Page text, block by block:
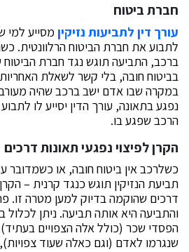
חברת ביטוח
עורך דין לתביעות נזיקיןמסייע למי
לתבוע את חברת הביטוח הרלוונטית.
ברכב, התביעה תוגש נגד חברת
בביטוח חובה, בלי קשר לשאלת
במקרה שבו אדם ישב ברכב שהיה
נפגע בתאונה, עורך הדין יסייע לו
הרכב שפגע בו.
הקרן לפיצוי נפגעי תאונות דרכים
כשלרכב אין ביטוח חובה, או כשמדובר
תביעת הנזיקין תוגש כנגד קרנית –
דרכים שהוקמה בדיוק למען מטרה זו.
והתביעה היא אותה תביעה. ניתן לכלול
הפסדי שכר (כולל אלה הצפויים
שנגרמו לאדם (וגם כאלה שעוד צפויות),